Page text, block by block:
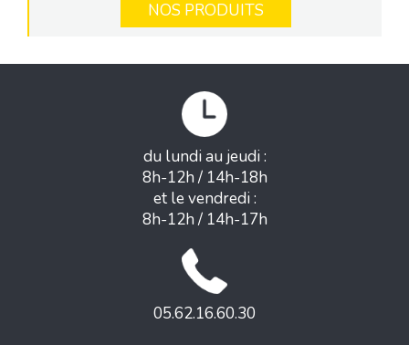
NOS PRODUITS
du lundi au jeudi :
8h-12h / 14h-18h
et le vendredi :
8h-12h / 14h-17h
05.62.16.60.30